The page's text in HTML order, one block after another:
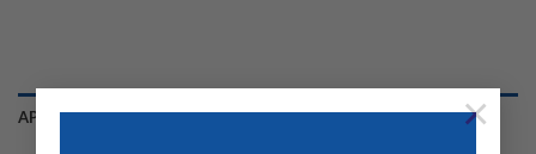
×
APRAŠYMAS